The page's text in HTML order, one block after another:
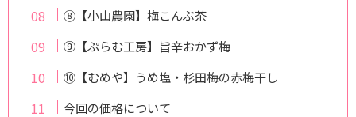
⑧【小山農園】梅こんぶ茶
⑨【ぷらむ工房】旨辛おかず梅
⑩【むめや】うめ塩・杉田梅の赤梅干し
今回の価格について